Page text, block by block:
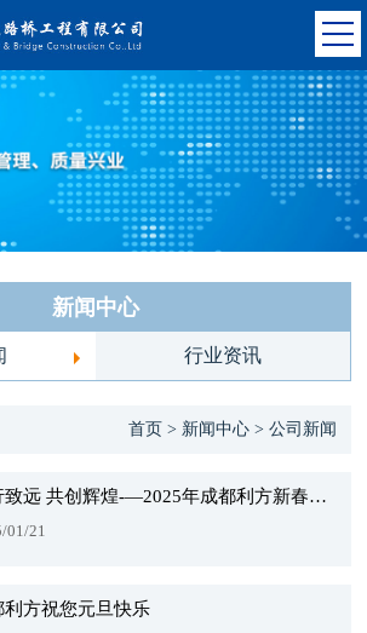
新闻中心
行业资讯
首页 > 新闻中心 > 公司新闻
笃行致远 共创辉煌-—2025年成都利方新春年会圆满举行
01/21
利方祝您元旦快乐